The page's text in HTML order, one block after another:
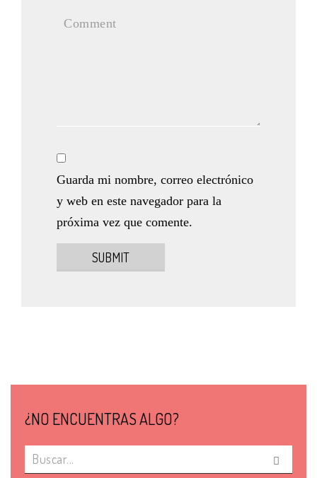
Guarda mi nombre, correo electrónico
y web en este navegador para la
próxima vez que comente.
¿NO ENCUENTRAS ALGO?